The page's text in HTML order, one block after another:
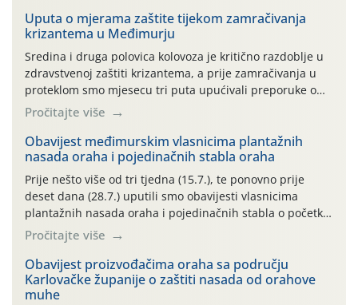
Uputa o mjerama zaštite tijekom zamračivanja
krizantema u Međimurju
Sredina i druga polovica kolovoza je kritično razdoblje u
zdravstvenoj zaštiti krizantema, a prije zamračivanja u
proteklom smo mjesecu tri puta upućivali preporuke o
preventivnim mjerama zaštite krizantema od najčešćih
uzročnika bolesti, štetnika i fito-fagnih grinja (23.7., 14.7.,
06.7.)! Na početku ovog mjeseca je zabilježeno je
povijesno i ekstremno vruće meteorološko razdoblje, uz
najviše temperature […]
Pročitajte više
Obavijest međimurskim vlasnicima plantažnih
nasada oraha i pojedinačnih stabla oraha
Prije nešto više od tri tjedna (15.7.), te ponovno prije
deset dana (28.7.) uputili smo obavijesti vlasnicima
plantažnih nasada oraha i pojedinačnih stabla o početku
leta i ovogodišnjoj potrebi usmjerenog suzbijanja
orahove muhe (Rhagoletis completa)! Već dvanaest dana
traje drugi ovogodišnji “toplinski udar”, koji naročito
izražen zadnja šest dana (31.7.-05.8.), jer najviše
temperature zraka svakodnevno […]
Pročitajte više
Obavijest proizvođačima oraha sa području
Karlovačke županije o zaštiti nasada od orahove
muhe